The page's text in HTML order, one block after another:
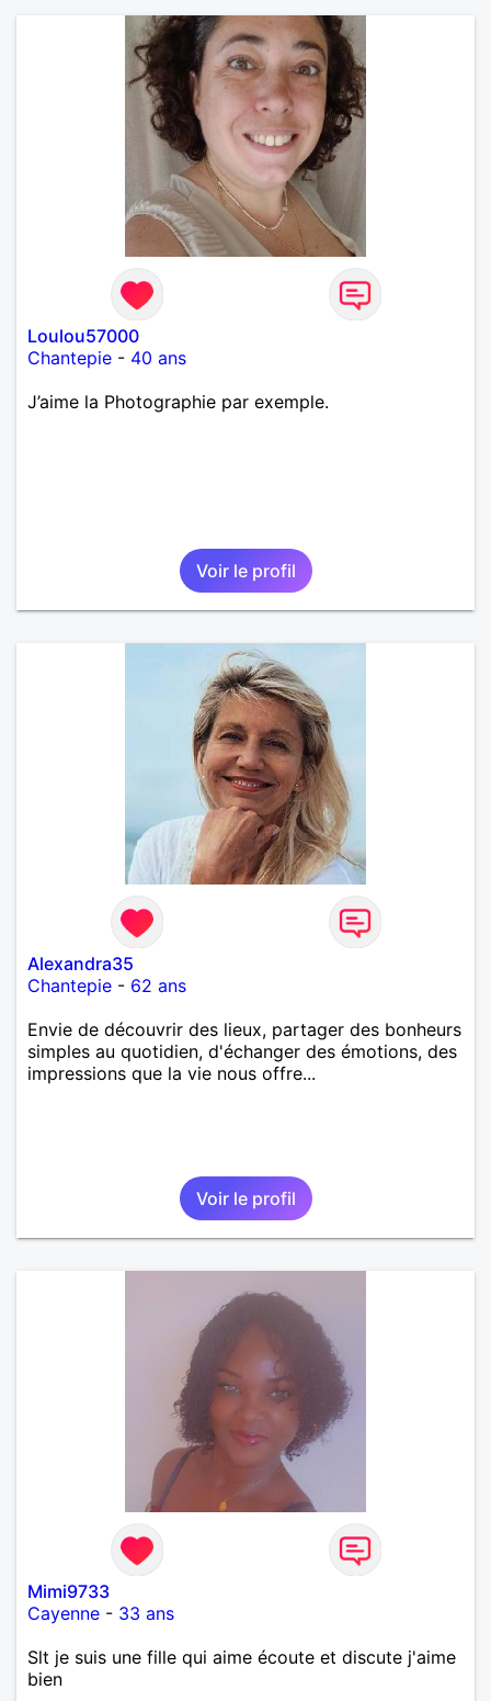
en ai marre je veux partagé et rigoler
Loulou57000
Chantepie - 40 ans
J’aime la Photographie par exemple.
Voir le profil
Alexandra35
Chantepie - 62 ans
Envie de découvrir des lieux, partager des bonheurs
simples au quotidien, d'échanger des émotions, des
impressions que la vie nous offre...
Voir le profil
Mimi9733
Cayenne - 33 ans
Slt je suis une fille qui aime écoute et discute j'aime
bien